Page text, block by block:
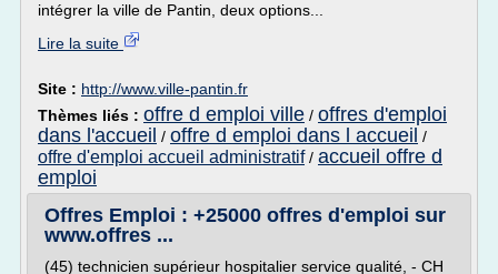
intégrer la ville de Pantin, deux options...
Lire la suite
Site : http://www.ville-pantin.fr
Thèmes liés : offre d emploi ville / offres d'emploi
dans l'accueil / offre d emploi dans l accueil /
offre d'emploi accueil administratif/ accueil offre d
emploi
Offres Emploi : +25000 offres d'emploi sur
www.offres ...
(45) technicien supérieur hospitalier service qualité, - CH